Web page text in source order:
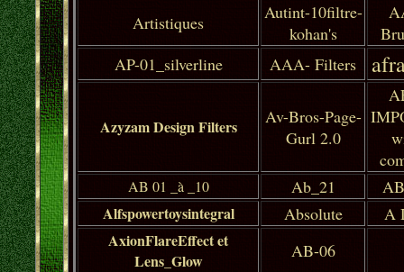
Artistiques
Autint-10filtre-
kohan's
AP-01_silverline
AAA- Filters
Azyzam Design Filters
Av-Bros-Page-
Gurl 2.0
AB 01 _à _10 Ab_21
Alfspowertoysintegral Absolute A
AxionFlareEffect et
Lens_Glow
AB-06